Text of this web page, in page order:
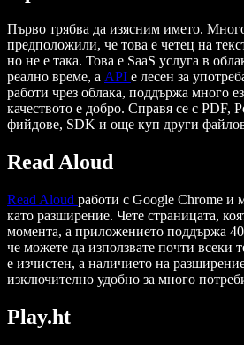
Първо трябва да изясним името.
предположили, че това е четец на
но не е така. Това е SaaS услуга в
реално време, а API е лесен за
работи чрез облака, поддържа много
качеството е добро. Справя се с PDF,
фийдове, SDK и още куп други
Read Aloud
Read Aloud работи с Google Chrome и
като разширение. Чете страницата,
момента, а приложението поддържа 40
че можете да използвате почти всеки
е изчистен, а наличието на
изключително удобно за много
Play.ht